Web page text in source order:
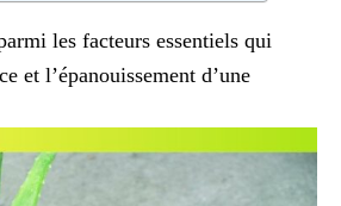
les facteurs essentiels qui
et l’épanouissement d’une